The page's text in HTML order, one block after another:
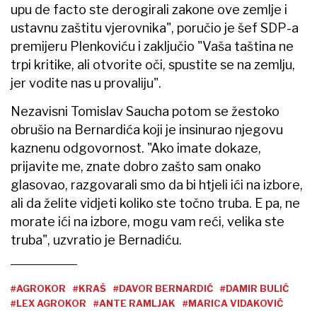
upu de facto ste derogirali zakone ove zemlje i
ustavnu zaštitu vjerovnika", poručio je šef SDP-a
premijeru Plenkoviću i zaključio "Vaša taština ne
trpi kritike, ali otvorite oči, spustite se na zemlju,
jer vodite nas u provaliju".
Nezavisni Tomislav Saucha potom se žestoko
obrušio na Bernardića koji je insinurao njegovu
kaznenu odgovornost. "Ako imate dokaze,
prijavite me, znate dobro zašto sam onako
glasovao, razgovarali smo da bi htjeli ići na izbore,
ali da želite vidjeti koliko ste točno truba. E pa, ne
morate ići na izbore, mogu vam reći, velika ste
truba", uzvratio je Bernadiću.
#AGROKOR #KRAŠ #DAVOR BERNARDIĆ
#DAMIR BULIĆ
#LEX AGROKOR
#ANTE RAMLJAK
#MARICA VIDAKOVIĆ